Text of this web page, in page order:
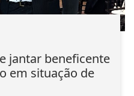
jantar beneficente
em situação de